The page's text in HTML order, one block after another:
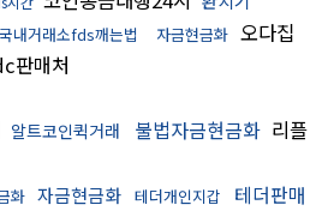
국내거래소fds깨는법 자금현금화 오다집
판매처
알트코인퀵거래 불법자금현금화 리플
화 자금현금화 테더개인지갑
테더판매